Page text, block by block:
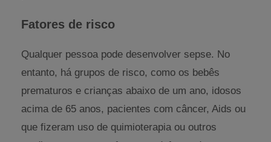
Fatores de risco
Qualquer pessoa pode desenvolver sepse. No
entanto, há grupos de risco, como os bebês
prematuros e crianças abaixo de um ano, idosos
acima de 65 anos, pacientes com câncer, Aids ou
que fizeram uso de quimioterapia ou outros